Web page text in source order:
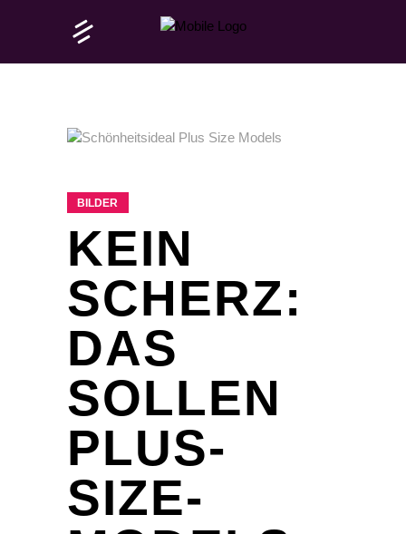
BILDER
KEIN
SCHERZ:
DAS
SOLLEN
PLUS-
SIZE-